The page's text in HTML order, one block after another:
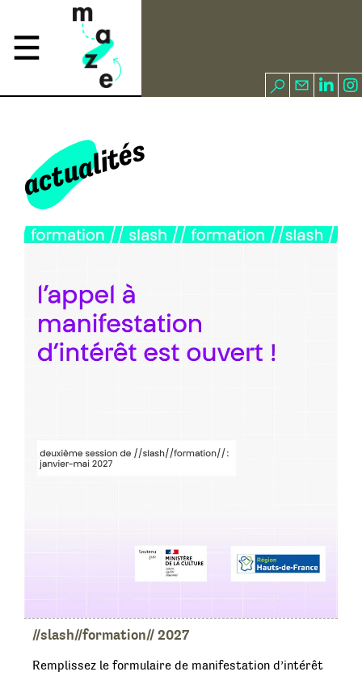
actualités
//slash//formation// 2027
Remplissez le formulaire de manifestation d’intérêt